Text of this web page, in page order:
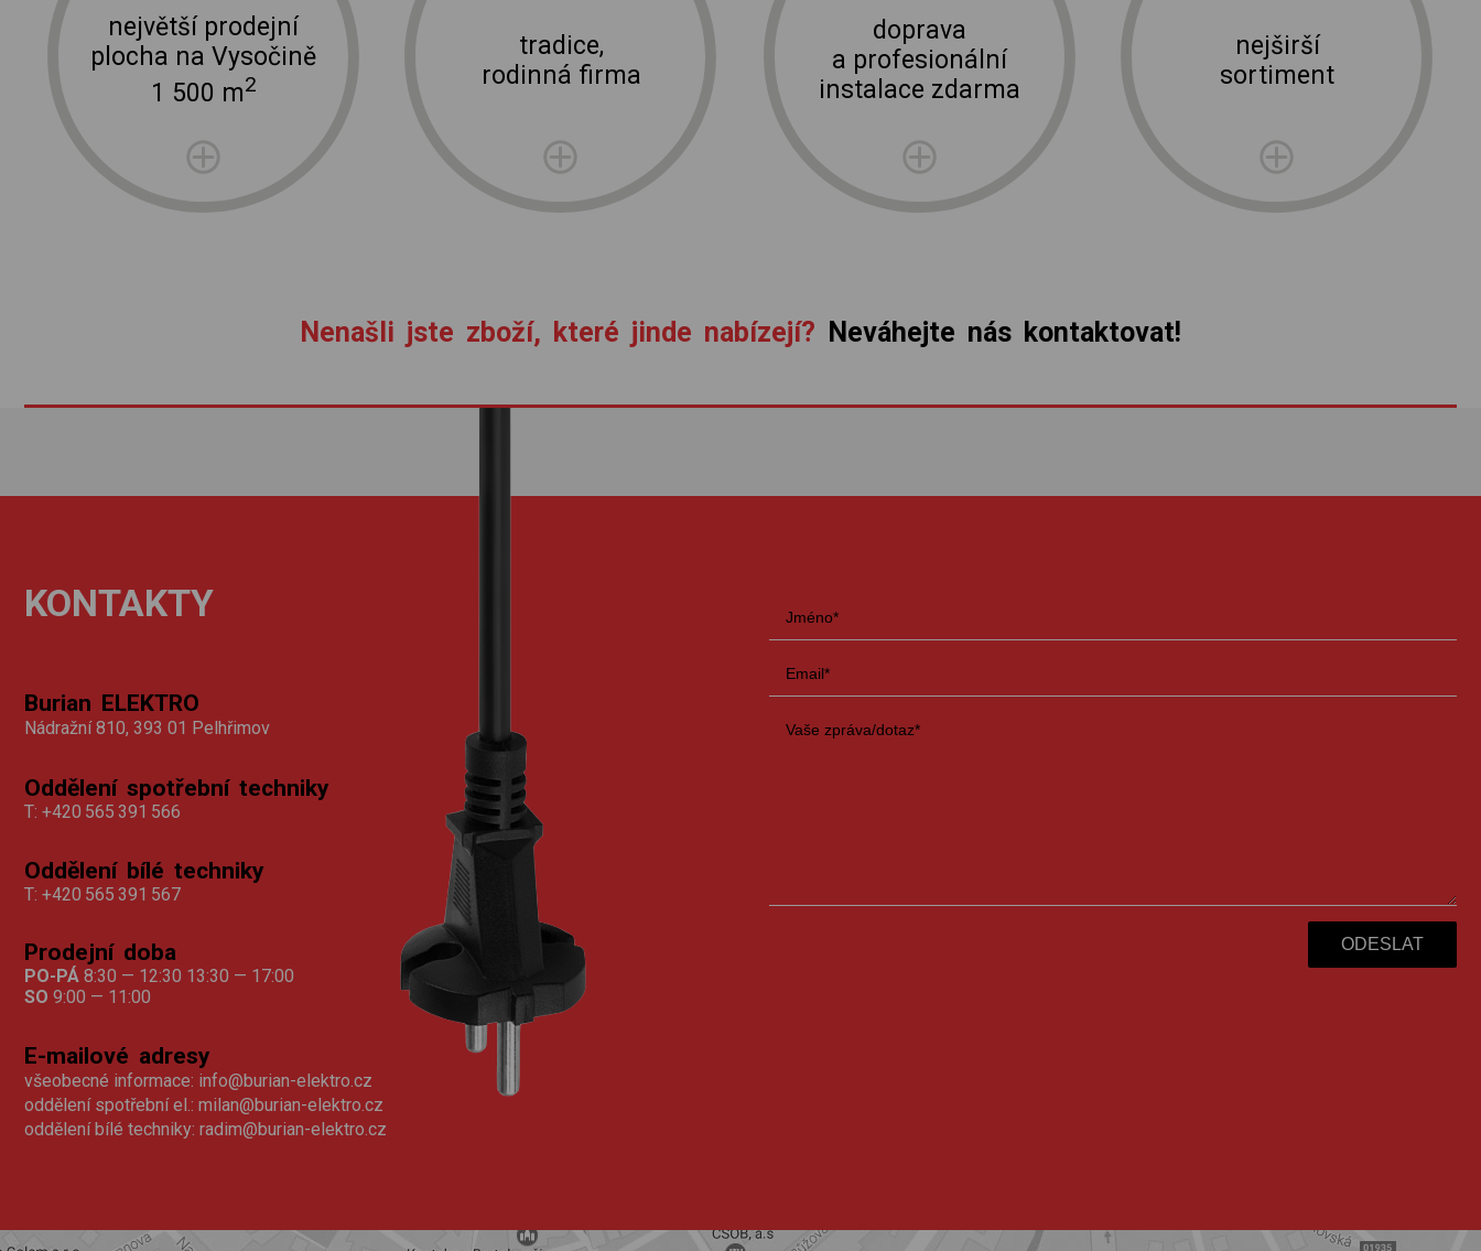
největší prodejní
plocha na Vysočině
1 500 m2
tradice,
rodinná firma
doprava
a profesionální
instalace zdarma
nejširší
sortiment
Nenašli jste zboží, které jinde nabízejí? Neváhejte nás kontaktovat!
KONTAKTY
Burian ELEKTRO
Nádražní 810, 393 01 Pelhřimov
Oddělení spotřební techniky
T: +420 565 391 566
Oddělení bílé techniky
T: +420 565 391 567
Prodejní doba
PO-PÁ 8:30 — 12:30 13:30 — 17:00
SO 9:00 — 11:00
E-mailové adresy
všeobecné informace: info@burian-elektro.cz
oddělení spotřební el.: milan@burian-elektro.cz
oddělení bílé techniky: radim@burian-elektro.cz